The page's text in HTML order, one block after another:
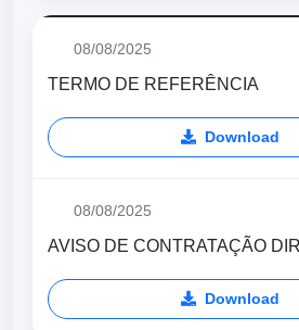
08/08/2025
TERMO DE REFERÊNCIA
Download
08/08/2025
AVISO DE CONTRATAÇÃO
Download